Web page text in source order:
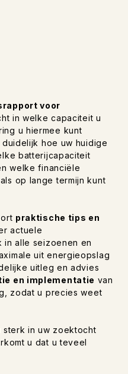
voor
in welke capaciteit u
u hiermee kunt
hoe uw huidige
batterijcapaciteit
welke financiële
op lange termijn kunt
praktische tips en
actuele
alle seizoenen en
uit energieopslag
uitleg en advies
en implementatie van
zodat u precies weet
sterk in uw zoektocht
u dat u teveel